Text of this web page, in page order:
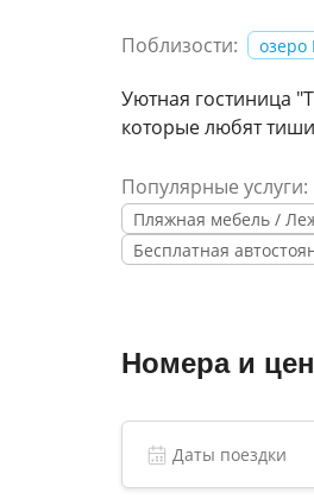
Поблизости: озеро
Уютная гостиница
которые любят
Популярные услуги:
Пляжная мебель /
Бесплатная
Номера и